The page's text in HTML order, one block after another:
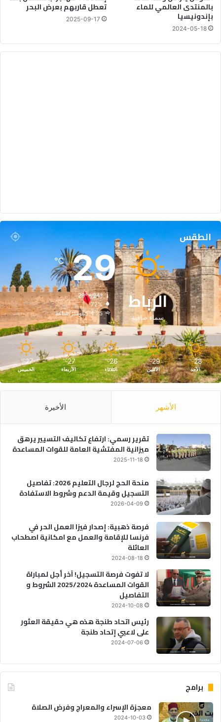
ل
ر
ي
ض
بالمنتدى العالمي للماء
بإندونيسيا
2024-05-18
تعطل قاربهم بعرض البحر
2025-09-17
الطقس
الرباط
سماء صافية
29
℃
29º - 24º
72%
4.25 كيلومتر/ساعة
28
℃
الأحد
29
℃
الأثنين
26
℃
الثلاثاء
27
℃
الأربعاء
27
℃
الخميس
الأشهر الأخيرة
تقرير رسمي: ارتفاع تكاليف التسيير يرهق
ميزانية المفتشية العامة للقوات المساعدة
2025-11-18
منحة الحج لرجال التعليم 2026: تفاصيل
التسجيل وقيمة الدعم وشروط الاستفادة
2026-04-09
فرصة ذهبية: إصدار فيزا العمل الحر في
فرنسا للإقامة والعمل مع امكانية اصطحاب
العائلة
2024-08-18
لا تفوت فرصة التسجيل! آخر أجل لمباراة
القوات المساعدة 2025/2024 الشروط و
التفاصيل
2024-10-08
رئيس اتحاد طنجة هذه هي حقيقة العثور
على لاعبي إتحاد طنجة
2024-07-06
برامج
معجزة الإسراء والمعراج وفرض الصلاة
2024-10-03